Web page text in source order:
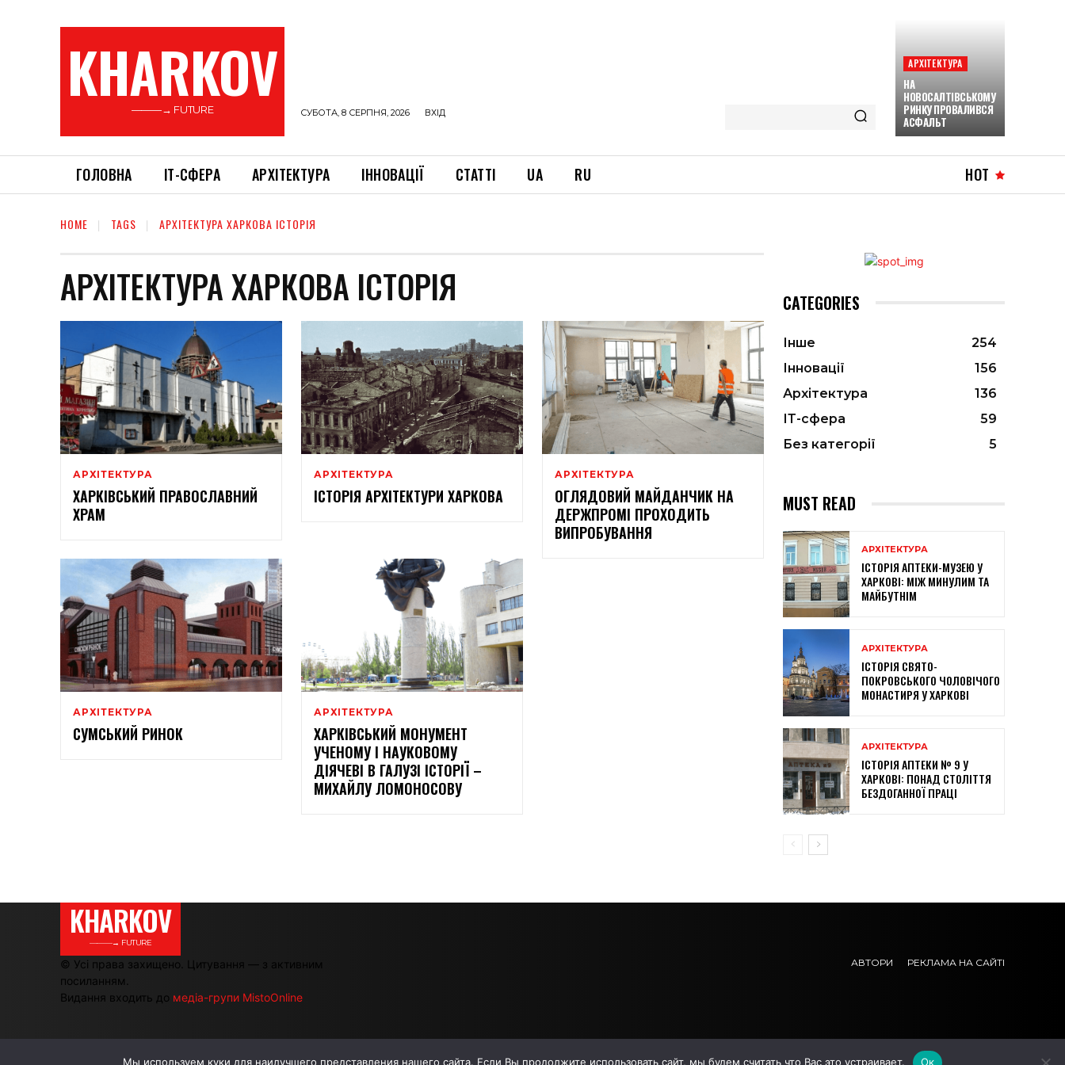
KHARKOV
———→ FUTURE СУБОТА, 8 СЕРПНЯ, 2026 ВХІД
АРХІТЕКТУРА
НА
НОВОСАЛТІВСЬКОМУ
РИНКУ ПРОВАЛИВСЯ
АСФАЛЬТ
ГОЛОВНА ІТ-СФЕРА АРХІТЕКТУРА ІННОВАЦІЇ СТАТТІ UA RU HOT
HOME TAGS АРХІТЕКТУРА ХАРКОВА ІСТОРІЯ
АРХІТЕКТУРА ХАРКОВА ІСТОРІЯ
АРХІТЕКТУРА
ХАРКІВСЬКИЙ ПРАВОСЛАВНИЙ
ХРАМ
АРХІТЕКТУРА
ІСТОРІЯ АРХІТЕКТУРИ ХАРКОВА
АРХІТЕКТУРА
ОГЛЯДОВИЙ МАЙДАНЧИК НА
ДЕРЖПРОМІ ПРОХОДИТЬ
ВИПРОБУВАННЯ
АРХІТЕКТУРА
CУМСЬКИЙ РИНОК
АРХІТЕКТУРА
ХАРКІВСЬКИЙ МОНУМЕНТ
УЧЕНОМУ І НАУКОВОМУ
ДІЯЧЕВІ В ГАЛУЗІ ІСТОРІЇ –
МИХАЙЛУ ЛОМОНОСОВУ
CATEGORIES
Інше
254
Інновації
156
Архітектура
136
ІТ-сфера
59
Без категорії
5
MUST READ
АРХІТЕКТУРА
ІСТОРІЯ АПТЕКИ-МУЗЕЮ У
ХАРКОВІ: МІЖ МИНУЛИМ ТА
МАЙБУТНІМ
АРХІТЕКТУРА
ІСТОРІЯ СВЯТО-
ПОКРОВСЬКОГО ЧОЛОВІЧОГО
МОНАСТИРЯ У ХАРКОВІ
АРХІТЕКТУРА
ІСТОРІЯ АПТЕКИ № 9 У
ХАРКОВІ: ПОНАД СТОЛІТТЯ
БЕЗДОГАННОЇ ПРАЦІ
KHARKOV
———→ FUTURE
© Усі права захищено. Цитування — з активним
посиланням.
Видання входить до медіа-групи MistoOnline
АВТОРИ РЕКЛАМА НА САЙТІ
Мы используем куки для наилучшего представления нашего сайта. Если Вы продолжите использовать сайт, мы будем считать что Вас это устраивает. Ок